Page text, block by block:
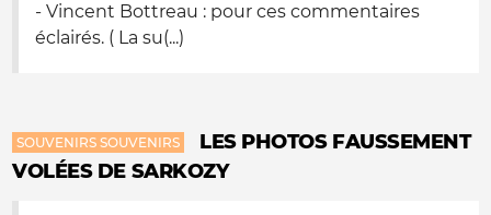
- Vincent Bottreau : pour ces commentaires
éclairés. ( La su(...)
SOUVENIRS SOUVENIRS
LES PHOTOS FAUSSEMENT
VOLÉES DE SARKOZY